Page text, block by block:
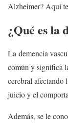
Alzheimer? Aquí
¿Qué es la
La demencia
común y significa
cerebral afectando
juicio y el
Además, se le